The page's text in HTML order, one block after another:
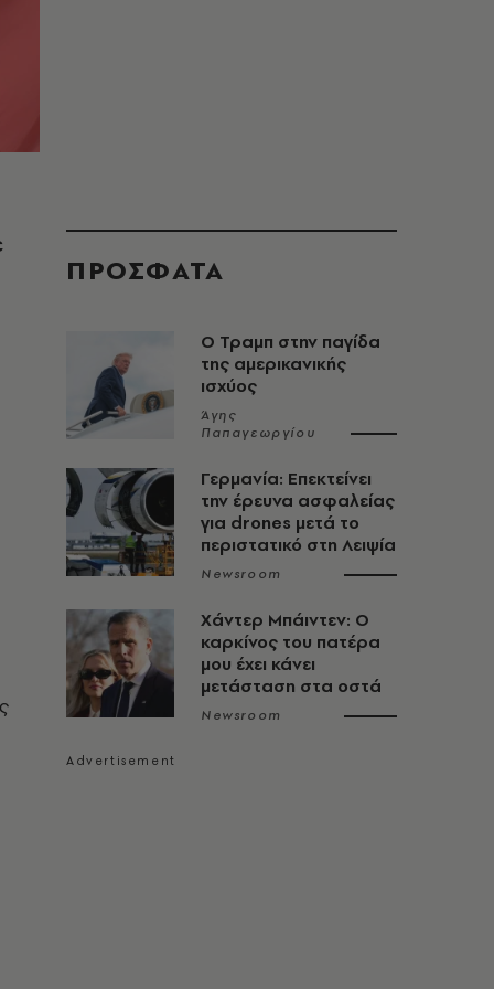
ΠΡΟΣΦΑΤΑ
Ο Τραμπ στην παγίδα
της αμερικανικής
ισχύος
Άγης
Παπαγεωργίου
Γερμανία: Επεκτείνει
την έρευνα ασφαλείας
για drones μετά το
περιστατικό στη Λειψία
Newsroom
Χάντερ Μπάιντεν: Ο
καρκίνος του πατέρα
μου έχει κάνει
μετάσταση στα οστά
Newsroom